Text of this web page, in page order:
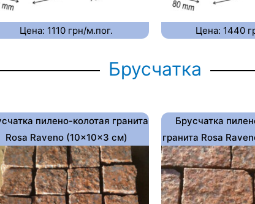
Цена: 1110 грн/м.пог. Цена: 1440
Брусчатка
пилено-колотая гранита
Rosa Raveno (10×10×3 см)
Брусчатка
гранита Rosa